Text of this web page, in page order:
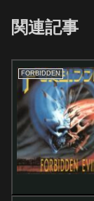
関連記事
FORBIDDEN